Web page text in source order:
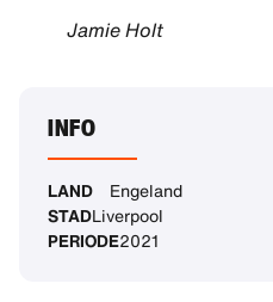
Jamie Holt
INFO
LAND Engeland
STADLiverpool
PERIODE2021